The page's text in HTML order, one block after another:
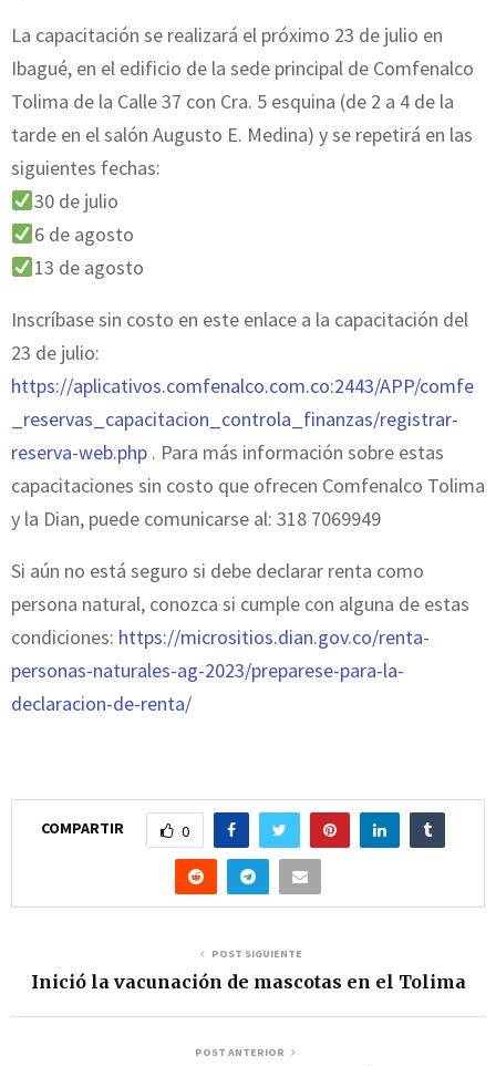
La capacitación se realizará el próximo 23 de julio en
Ibagué, en el edificio de la sede principal de Comfenalco
Tolima de la Calle 37 con Cra. 5 esquina (de 2 a 4 de la
tarde en el salón Augusto E. Medina) y se repetirá en las
siguientes fechas:
30 de julio
6 de agosto
13 de agosto
Inscríbase sin costo en este enlace a la capacitación del
23 de julio:
https://aplicativos.comfenalco.com.co:2443/APP/comfe
_reservas_capacitacion_controla_finanzas/registrar-
reserva-web.php . Para más información sobre estas
capacitaciones sin costo que ofrecen Comfenalco Tolima
y la Dian, puede comunicarse al: 318 7069949
Si aún no está seguro si debe declarar renta como
persona natural, conozca si cumple con alguna de estas
condiciones: https://micrositios.dian.gov.co/renta-
personas-naturales-ag-2023/preparese-para-la-
declaracion-de-renta/
COMPARTIR 0
POST SIGUIENTE
Inició la vacunación de mascotas en el Tolima
POST ANTERIOR